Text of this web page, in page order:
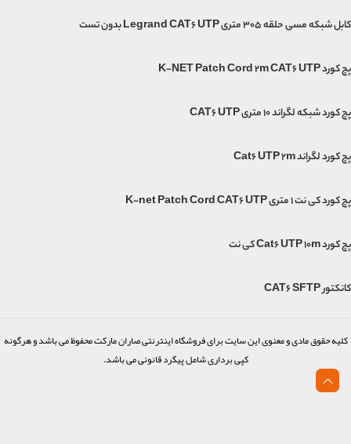
کابل شبکه مسی حلقه 305 متری Legrand CAT6 UTP بدون تست
پچ کورد K-NET Patch Cord 2m CAT6 UTP
پچ کورد شبکه لگراند 10 متری CAT6 UTP
پچ کورد لگراند Cat6 UTP 2m
پچ کورد کی نت 1 متری K-net Patch Cord CAT6 UTP
پچ کورد Cat6 UTP 10m کی نت
کانکتور CAT6 SFTP
کلیه حقوق مادی و معنوی این سایت برای فروشگاه اینترنتی صاران مارکت محفوظ می باشد و هرگونه
کپی برداری شامل پیگرد قانونی می باشد.